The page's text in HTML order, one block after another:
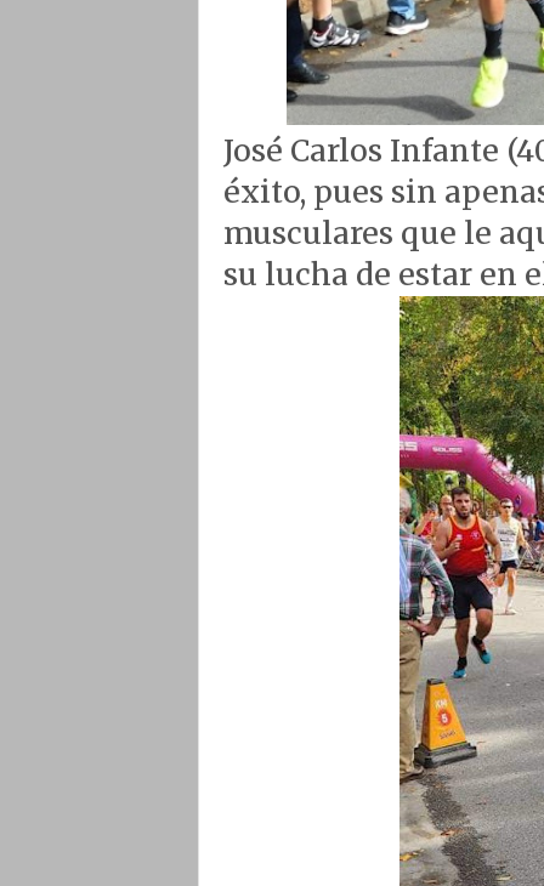
José Carlos Infante
éxito, pues sin
musculares que le
su lucha de estar en